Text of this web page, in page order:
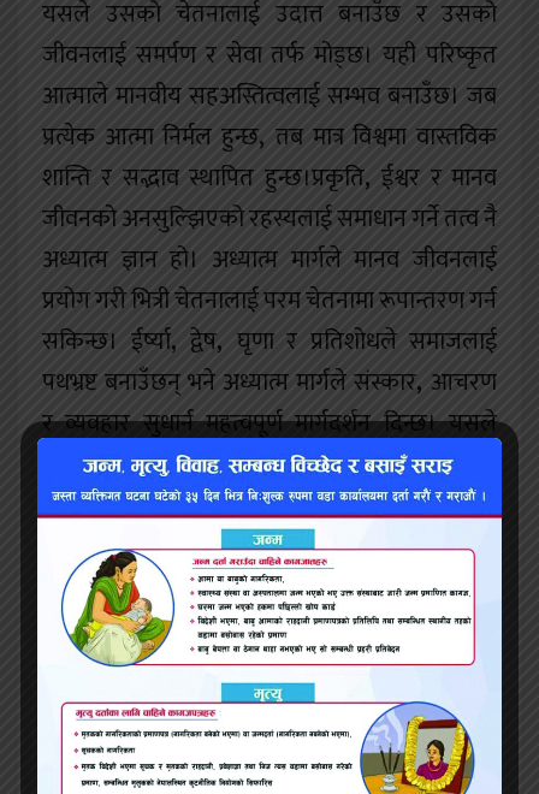
यसले उसको चेतनालाई उदात्त बनाउँछ र उसको
जीवनलाई समर्पण र सेवा तर्फ मोड्छ। यही परिष्कृत
आत्माले मानवीय सहअस्तित्वलाई सम्भव बनाउँछ। जब
प्रत्येक आत्मा निर्मल हुन्छ, तब मात्र विश्वमा वास्तविक
शान्ति र सद्भाव स्थापित हुन्छ।प्रकृति,ईश्वर र मानव
जीवनको अनसुल्झिएको रहस्यलाई समाधान गर्ने तत्व नै
अध्यात्म ज्ञान हो। अध्यात्म मार्गले मानव जीवनलाई
प्रयोग गरी भित्री चेतनालाई परम चेतनामा रूपान्तरण गर्न
सकिन्छ। ईर्ष्या, द्वेष, घृणा र प्रतिशोधले समाजलाई
पथभ्रष्ट बनाउँछन् भने अध्यात्म मार्गले संस्कार, आचरण
र व्यवहार सुधार्न महत्वपूर्ण मार्गदर्शन दिन्छ। यसले
व्यक्तिलाई आत्मिक शान्ति र उच्च नैतिक मूल्यहरूको
अभ्यासमा जोड दिन्छ। जब समाजका सबै सदस्यले
अध्यात्मिक मूल्य र आचरणलाई अंगाल्छन्,तब
समाजमा एकता ,शान्ति र समृद्धि वृद्धि हुन्छ। त्यसैले
अध्यात्ममा आधारित जीवन यापनले नैतिक प्रशासन
सामाजिक सुधार र मानवता सुधारमा सकारात्मक
योगदान पुर्याउँछ।
सहिष्णु समाजको अर्को महत्वपूर्ण पक्ष शिक्षा र मूल्य–